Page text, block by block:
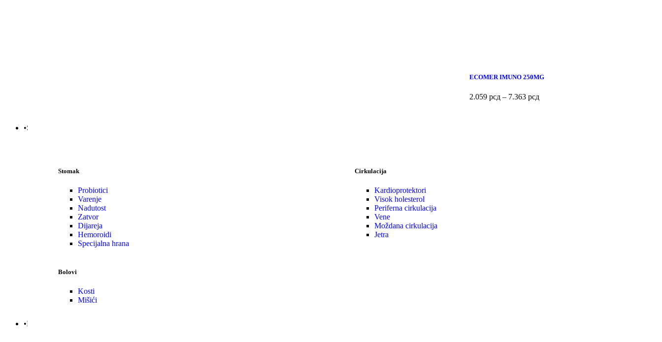
ECOMER IMUNO 250MG
2.059 рсд – 7.363 рсд
•Stomak | Bol | Cirkulacija
Stomak
Probiotici
Varenje
Nadutost
Zatvor
Dijareja
Hemoroidi
Specijalna hrana
Bolovi
Kosti
Mišići
Cirkulacija
Kardioprotektori
Visok holesterol
Periferna cirkulacija
Vene
Moždana cirkulacija
Jetra
•Nega | Lepota